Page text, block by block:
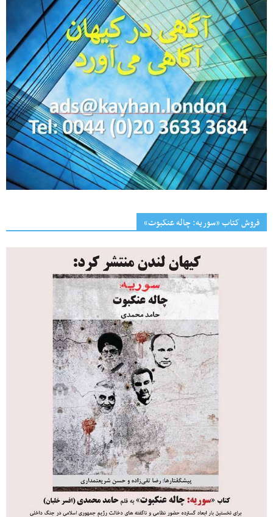
فروش کتاب «سوریه: چاله عنکبوت»